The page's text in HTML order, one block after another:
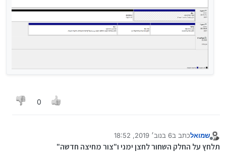
0
מנותק
שמואלכתב ב6 בנוב׳ 2019, 18:52
נערך לאחרונה על ידי שמואל
תלחץ על החלק השחור לחצן ימני ו"צור מחיצה חדשה"